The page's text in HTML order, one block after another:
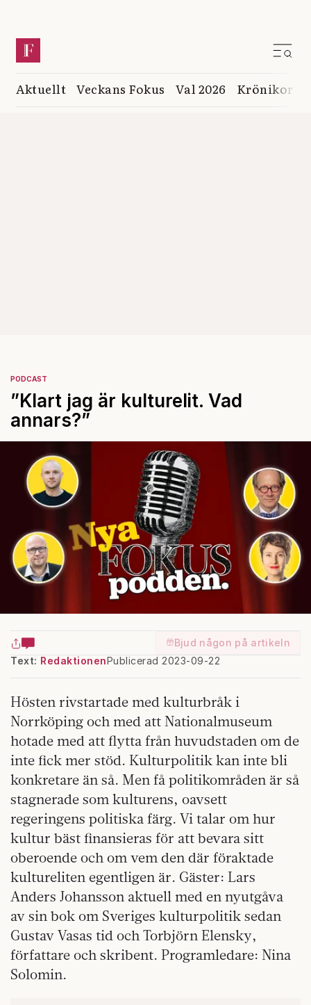
Aktuellt Veckans Fokus Val 2026 Krönikor
PODCAST
”Klart jag är kulturelit. Vad
annars?”
Bjud någon på artikeln
Text: RedaktionenPublicerad 2023-09-22
Hösten rivstartade med kulturbråk i
Norrköping och med att Nationalmuseum
hotade med att flytta från huvudstaden om de
inte fick mer stöd. Kulturpolitik kan inte bli
konkretare än så. Men få politikområden är så
stagnerade som kulturens, oavsett
regeringens politiska färg. Vi talar om hur
kultur bäst finansieras för att bevara sitt
oberoende och om vem den där föraktade
kultureliten egentligen är. Gäster: Lars
Anders Johansson aktuell med en nyutgåva
av sin bok om Sveriges kulturpolitik sedan
Gustav Vasas tid och Torbjörn Elensky,
författare och skribent. Programledare: Nina
Solomin.